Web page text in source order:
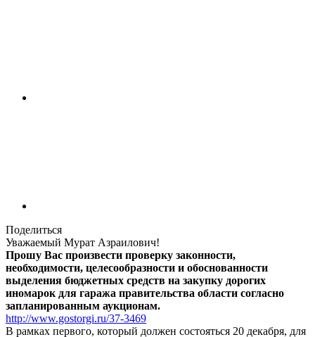
Поделиться
Уважаемый Мурат Азраилович!
Прошу Вас произвести проверку законности,
необходимости, целесообразности и обоснованности
выделения бюджетных средств на закупку дорогих
иномарок для гаража правительства области согласно
запланированным аукционам.
http://www.gostorgi.ru/37-3469
В рамках первого, который должен состояться 20 декабря, для